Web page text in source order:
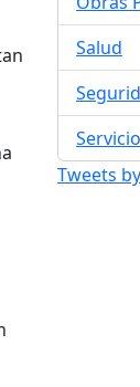
Salud
Tweets